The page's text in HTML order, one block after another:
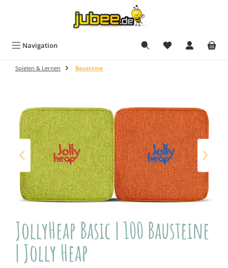
Navigation
Spielen & Lernen Bausteine
JollyHeap Basic | 100 Bausteine
| Jolly Heap